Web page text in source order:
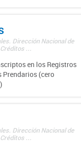
Dirección Nacional de
...
en los Registros
Prendarios (cero
Dirección Nacional de
...